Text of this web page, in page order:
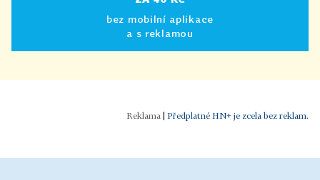
bez mobilní aplikace
a s reklamou
Předplatné HN+ je zcela bez reklam.